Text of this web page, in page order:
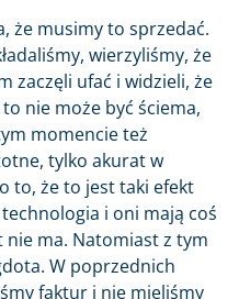
że musimy to sprzedać.
wierzyliśmy, że
zaczęli ufać i widzieli, że
nie może być ściema,
momencie też
tylko akurat w
to, że to jest taki efekt
i oni mają coś
ma. Natomiast z tym
W poprzednich
faktur i nie mieliśmy